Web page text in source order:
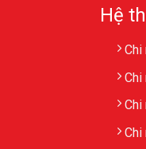
Hệ
Chi
Chi
Chi
Chi